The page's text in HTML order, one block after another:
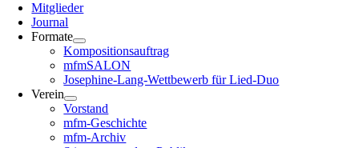
Mitglieder
Journal
Formate
Kompositionsauftrag
mfmSALON
Josephine-Lang-Wettbewerb für Lied-Duo
Verein
Vorstand
mfm-Geschichte
mfm-Archiv